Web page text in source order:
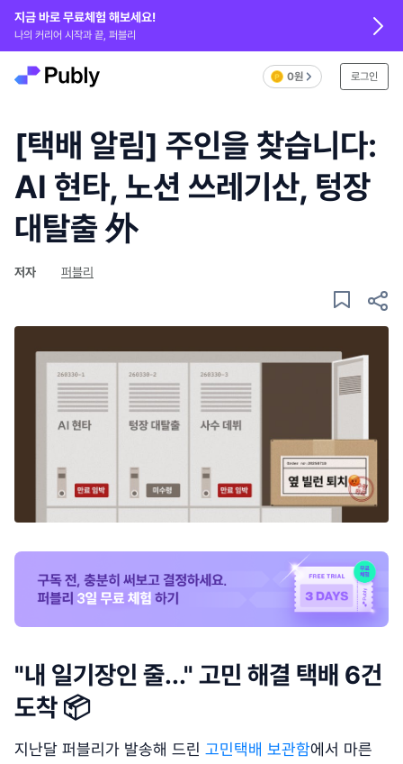
지금 바로 무료체험 해보세요!
나의 커리어 시작과 끝, 퍼블리
0원 로그인
[택배 알림] 주인을 찾습니다:
AI 현타, 노션 쓰레기산, 텅장
대탈출 外
저자 퍼블리
"내 일기장인 줄..." 고민 해결 택배 6건
도착 📦
지난달 퍼블리가 발송해 드린 고민택배 보관함에서 마른